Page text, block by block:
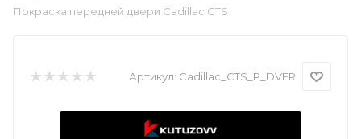
Покраска передней двери Cadillac CTS
Артикул: Cadillac_CTS_P_DVER